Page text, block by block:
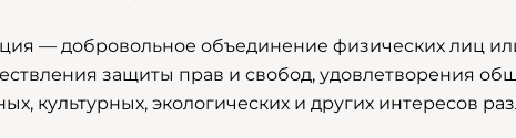
— добровольное объединение физических лиц
защиты прав и свобод, удовлетворения
культурных, экологических и других интересов